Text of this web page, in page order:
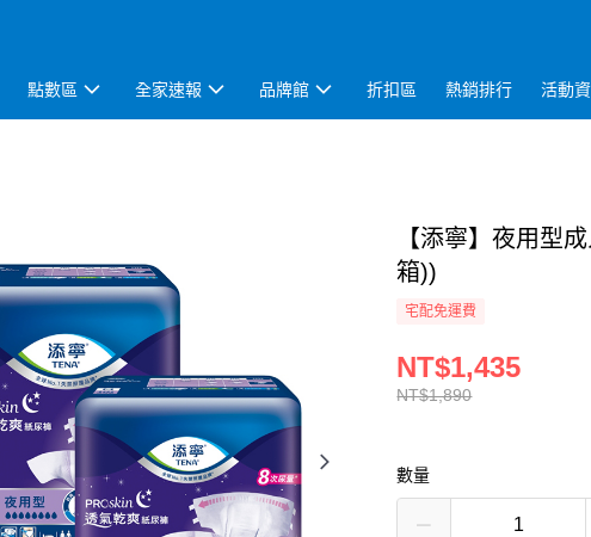
點數區 全家速報 品牌館 折扣區 熱銷排行 活動
【添寧】夜用型
箱))
宅配免運費
NT$1,890
NT$1,435
數量